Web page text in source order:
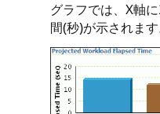
グラフでは、X軸
間(秒)が示されます